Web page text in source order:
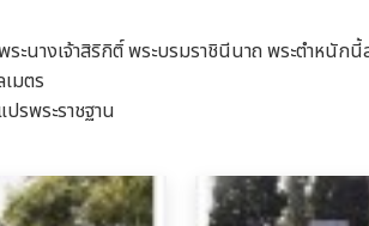
ะนางเจ้าสิริกิติ์ พระบรมราชินีนาถ พระตำหนั
มตร
รพระราชฐาน